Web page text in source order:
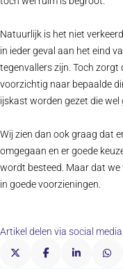
Natuurlijk is het niet
in ieder geval aan het eind
tegenvallers zijn. Toch zorgt
voorzichtig naar bepaalde
ijskast worden gezet die wel
Wij zien dan ook graag dat
omgegaan en er goede
wordt besteed. Maar dat
in goede voorzieningen.
Artikel delen via social media: